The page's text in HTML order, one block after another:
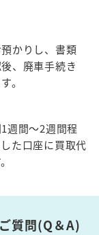
かりし、書類
、廃車手続き
。
週間～2週間程
た口座に買取代
質問(Q＆A)